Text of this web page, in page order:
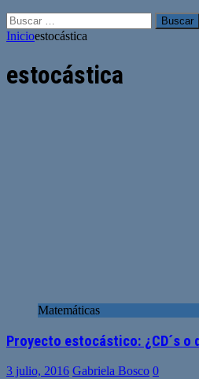
Buscar:
Inicioestocástica
estocástica
Matemáticas
Proyecto estocástico: ¿CD´s o
3 julio, 2016 Gabriela Bosco 0